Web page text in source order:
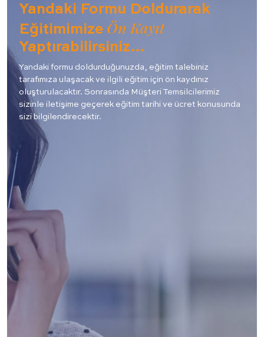
Yandaki Formu Doldurarak
Eğitimimize Ön Kayıt
Yaptırabilirsiniz…
Yandaki formu doldurduğunuzda, eğitim talebiniz
tarafımıza ulaşacak ve ilgili eğitim için ön kaydınız
oluşturulacaktır. Sonrasında Müşteri Temsilcilerimiz
sizinle iletişime geçerek eğitim tarihi ve ücret konusunda
sizi bilgilendirecektir.